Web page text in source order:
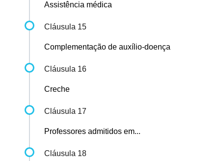
Assistência médica
Cláusula 15
Complementação de auxílio-doença
Cláusula 16
Creche
Cláusula 17
Professores admitidos em...
Cláusula 18